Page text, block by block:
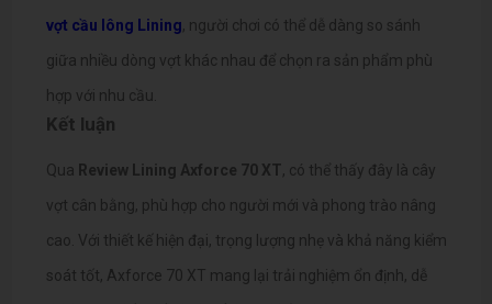
vợt cầu lông Lining, người chơi có thể dễ dàng so sánh
giữa nhiều dòng vợt khác nhau để chọn ra sản phẩm phù
hợp với nhu cầu.
Kết luận
Qua Review Lining Axforce 70 XT, có thể thấy đây là cây
vợt cân bằng, phù hợp cho người mới và phong trào nâng
cao. Với thiết kế hiện đại, trọng lượng nhẹ và khả năng kiểm
soát tốt, Axforce 70 XT mang lại trải nghiệm ổn định, dễ